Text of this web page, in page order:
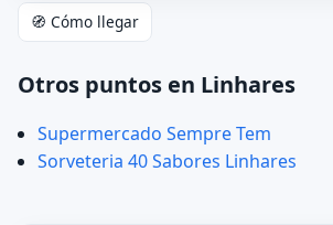
🧭 Cómo llegar
Otros puntos en Linhares
Supermercado Sempre Tem
Sorveteria 40 Sabores Linhares